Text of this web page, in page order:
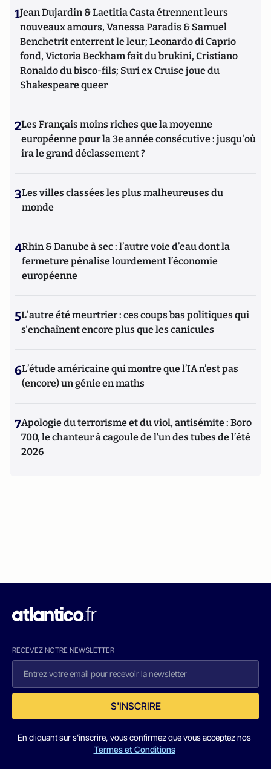
1Jean Dujardin & Laetitia Casta étrennent leurs
nouveaux amours, Vanessa Paradis & Samuel
Benchetrit enterrent le leur; Leonardo di Caprio
fond, Victoria Beckham fait du brukini, Cristiano
Ronaldo du bisco-fils; Suri ex Cruise joue du
Shakespeare queer
2Les Français moins riches que la moyenne
européenne pour la 3e année consécutive : jusqu'où
ira le grand déclassement ?
3Les villes classées les plus malheureuses du
monde
4Rhin & Danube à sec : l’autre voie d’eau dont la
fermeture pénalise lourdement l’économie
européenne
5L'autre été meurtrier : ces coups bas politiques qui
s'enchaînent encore plus que les canicules
6L’étude américaine qui montre que l’IA n’est pas
(encore) un génie en maths
7Apologie du terrorisme et du viol, antisémite : Boro
700, le chanteur à cagoule de l’un des tubes de l’été
2026
RECEVEZ NOTRE NEWSLETTER
S'INSCRIRE
En cliquant sur s'inscrire, vous confirmez que vous acceptez nos
Termes et Conditions